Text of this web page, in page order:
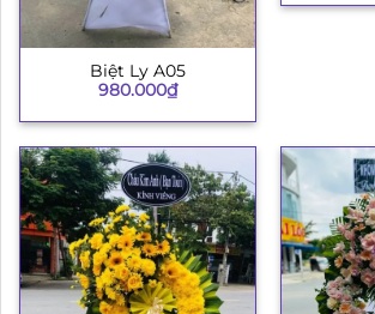
Biệt Ly A05
980.000₫